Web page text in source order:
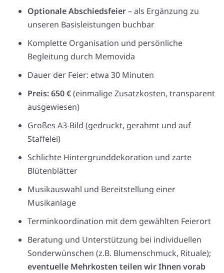
Optionale Abschiedsfeier– als Ergänzung zu
unseren Basisleistungen buchbar
Komplette Organisation und persönliche
Begleitung durch Memovida
Dauer der Feier: etwa 30 Minuten
Preis: 650 €(einmalige Zusatzkosten, transparent
ausgewiesen)
Großes A3-Bild (gedruckt, gerahmt und auf
Staffelei)
Schlichte Hintergrunddekoration und zarte
Blütenblätter
Musikauswahl und Bereitstellung einer
Musikanlage
Terminkoordination mit dem gewählten Feierort
Beratung und Unterstützung bei individuellen
Sonderwünschen (z.B. Blumenschmuck, Rituale);
eventuelle Mehrkosten teilen wir Ihnen vorab